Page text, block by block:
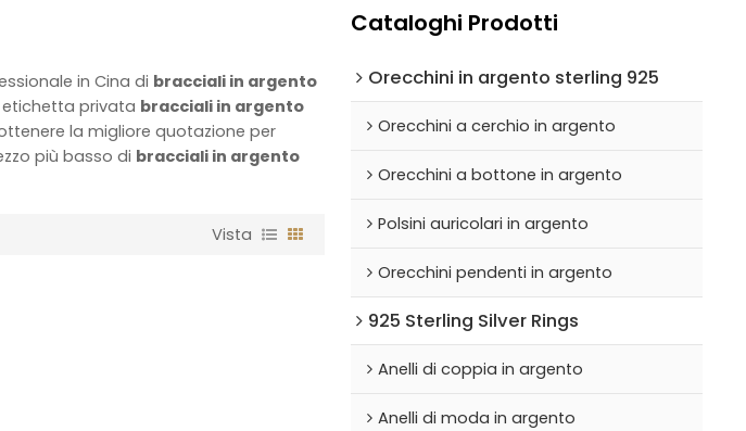
in Cina di bracciali in argento
privata bracciali in argento
la migliore quotazione per
più basso di bracciali in argento
Vista
Cataloghi Prodotti
Orecchini in argento sterling 925
Orecchini a cerchio in argento
Orecchini a bottone in argento
Polsini auricolari in argento
Orecchini pendenti in argento
925 Sterling Silver Rings
Anelli di coppia in argento
Anelli di moda in argento